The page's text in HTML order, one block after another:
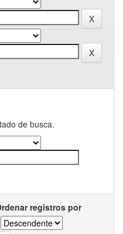
de busca.
registros por